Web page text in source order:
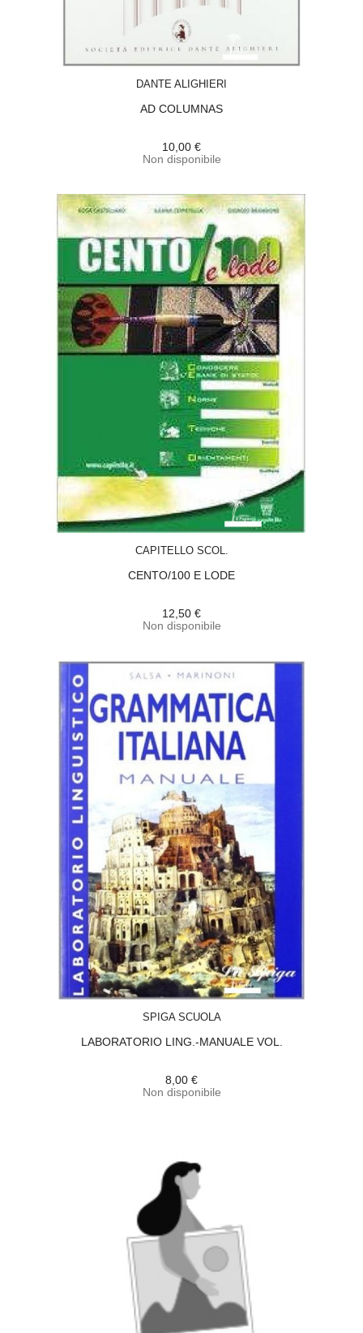
DANTE ALIGHIERI
AD COLUMNAS
10,00 €
Non disponibile
CAPITELLO SCOL.
CENTO/100 E LODE
12,50 €
Non disponibile
SPIGA SCUOLA
LABORATORIO LING.-MANUALE VOL.
8,00 €
Non disponibile